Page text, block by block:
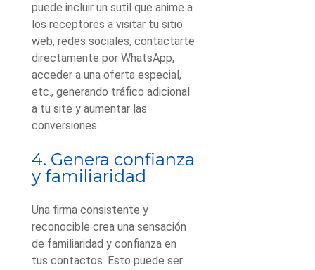
puede incluir un sutil que anime a
los receptores a visitar tu sitio
web, redes sociales, contactarte
directamente por WhatsApp,
acceder a una oferta especial,
etc., generando tráfico adicional
a tu site y aumentar las
conversiones.
4. Genera confianza
y familiaridad
Una firma consistente y
reconocible crea una sensación
de familiaridad y confianza en
tus contactos. Esto puede ser